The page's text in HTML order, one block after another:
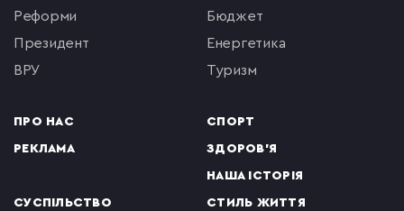
реформи
президент
ВРУ
ПРО НАС
РЕКЛАМА
бюджет
енергетика
туризм
СПОРТ
ЗДОРОВ'Я
НАША ІСТОРІЯ
СУСПІЛЬСТВО СТИЛЬ ЖИТТЯ